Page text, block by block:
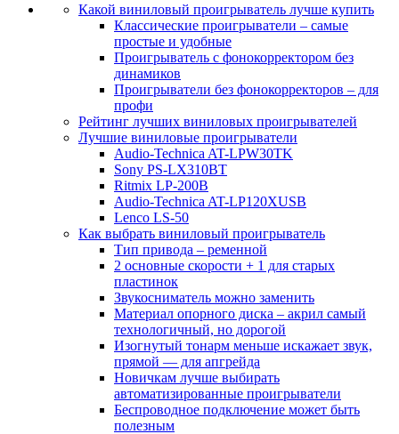
Какой виниловый проигрыватель лучше купить
Классические проигрыватели – самые
простые и удобные
Проигрыватель с фонокорректором без
динамиков
Проигрыватели без фонокорректоров – для
профи
Рейтинг лучших виниловых проигрывателей
Лучшие виниловые проигрыватели
Audio-Technica AT-LPW30TK
Sony PS-LX310BT
Ritmix LP-200B
Audio-Technica AT-LP120XUSB
Lenco LS-50
Как выбрать виниловый проигрыватель
Тип привода – ременной
2 основные скорости + 1 для старых
пластинок
Звукосниматель можно заменить
Материал опорного диска – акрил самый
технологичный, но дорогой
Изогнутый тонарм меньше искажает звук,
прямой — для апгрейда
Новичкам лучше выбирать
автоматизированные проигрыватели
Беспроводное подключение может быть
полезным